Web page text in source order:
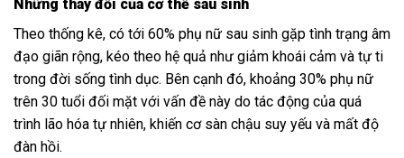
Những thay đổi của cơ thể sau sinh
Theo thống kê, có tới 60% phụ nữ sau sinh gặp tình trạng âm
đạo giãn rộng, kéo theo hệ quả như giảm khoái cảm và tự ti
trong đời sống tình dục. Bên cạnh đó, khoảng 30% phụ nữ
trên 30 tuổi đối mặt với vấn đề này do tác động của quá
trình lão hóa tự nhiên, khiến cơ sàn chậu suy yếu và mất độ
đàn hồi.